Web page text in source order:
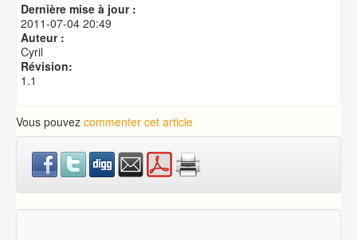
Utilisation d'un fichier .htaccess
Dernière mise à jour :
2011-07-04 20:49
Auteur :
Cyril
Révision:
1.1
Vous pouvez commenter cet article